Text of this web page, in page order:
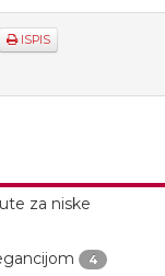
ISPIS
za niske
4